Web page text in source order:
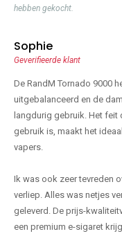
hebben gekocht.
Sophie
Geverifieerde klant
De RandM Tornado 9000
uitgebalanceerd en de
langdurig gebruik. Het feit
gebruik is, maakt het
vapers.
Ik was ook zeer tevreden
verliep. Alles was netjes
geleverd. De prijs-
een premium e-sigaret